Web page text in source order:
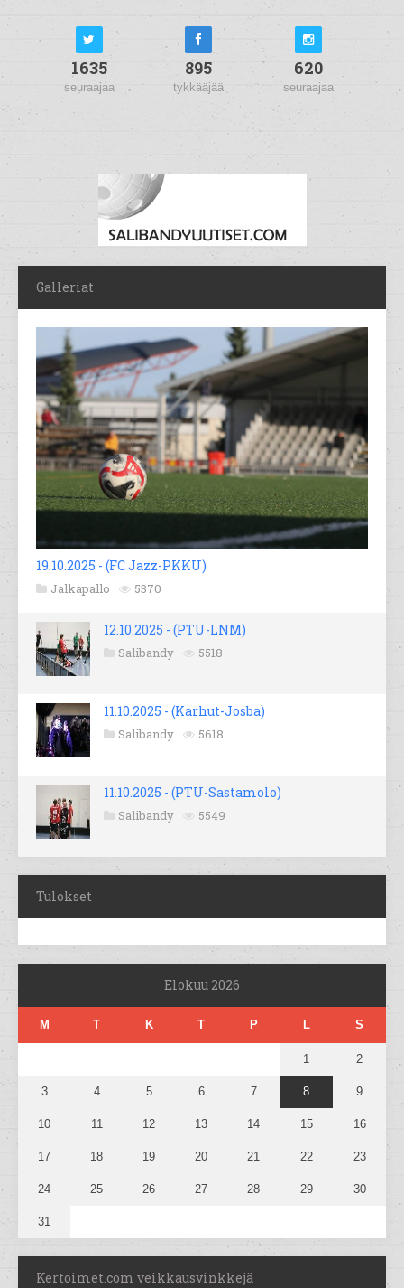
1635
seuraajaa
895
tykkääjää
620
seuraajaa
Galleriat
19.10.2025 - (FC Jazz-PKKU)
Jalkapallo 5370
12.10.2025 - (PTU-LNM)
Salibandy 5518
11.10.2025 - (Karhut-Josba)
Salibandy 5618
11.10.2025 - (PTU-Sastamolo)
Salibandy 5549
Tulokset
Elokuu 2026
M T K T P L S
1 2
3 4 5 6 7 8 9
10 11 12 13 14 15 16
17 18 19 20 21 22 23
24 25 26 27 28 29 30
31
Kertoimet.com veikkausvinkkejä